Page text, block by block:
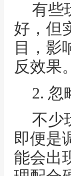
有些
好，但
目，影
反效果
2. 忽
不少
即便是
能会出